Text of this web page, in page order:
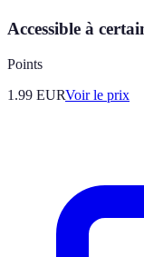
Accessible à
Points
1.99 EURVoir le prix